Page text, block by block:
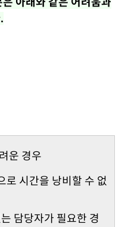
운 경우
로 시간을 낭비할 수 없
담당자가 필요한 경